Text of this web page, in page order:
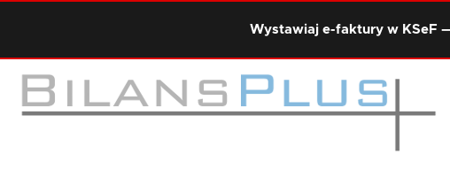
Wystawiaj e-faktury w KSeF